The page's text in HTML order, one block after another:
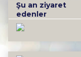
Şu an ziyaret
edenler